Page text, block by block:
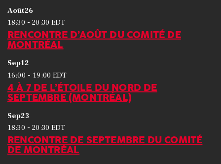
Août26
18:30 -20:30 EDT
RENCONTRE D’AOÛT DU COMITÉ DE
MONTRÉAL
Sep12
16:00 - 19:00 EDT
4 À 7 DE L’ÉTOILE DU NORD DE
SEPTEMBRE (MONTRÉAL)
Sep23
18:30 -20:30 EDT
RENCONTRE DE SEPTEMBRE DU COMITÉ
DE MONTRÉAL